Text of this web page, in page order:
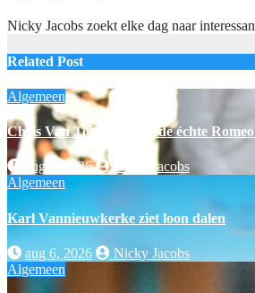
Nicky Jacobs zoekt elke dag naar
Related Post
Algemeen
Chris Van Tongelen laat de échte
aug 6, 2026
Nicky Jacobs
Algemeen
Karl Vannieuwkerke ziet loon dalen
aug 6, 2026
Nicky Jacobs
Algemeen